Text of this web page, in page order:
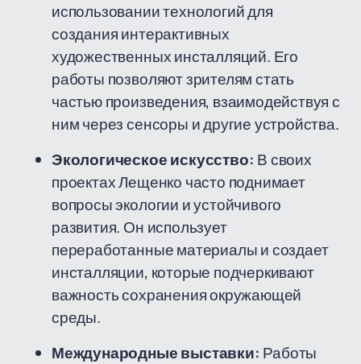
использовании технологий для
создания интерактивных
художественных инсталляций. Его
работы позволяют зрителям стать
частью произведения, взаимодействуя с
ним через сенсоры и другие устройства.
Экологическое искусство: В своих
проектах Лещенко часто поднимает
вопросы экологии и устойчивого
развития. Он использует
переработанные материалы и создает
инсталляции, которые подчеркивают
важность сохранения окружающей
среды.
Международные выставки: Работы